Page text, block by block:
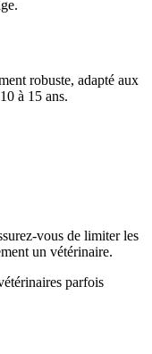
robuste, adapté aux
à 15 ans.
vous de limiter les
un vétérinaire.
parfois